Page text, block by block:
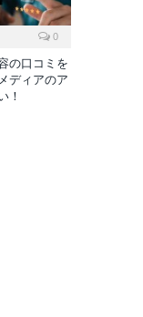
0
の口コミを
ディアのア
！